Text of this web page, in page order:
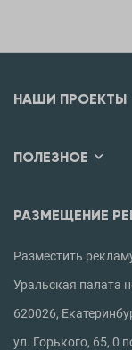
НАШИ ПРОЕКТЫ
ПОЛЕЗНОЕ
РАЗМЕЩЕНИЕ
Разместить
Уральская палата
620026,
ул. Горького, 65, 0